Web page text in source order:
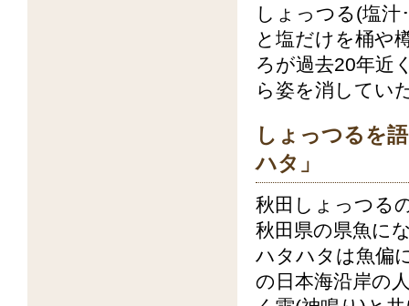
しょっつる(塩汁
と塩だけを桶や
ろが過去20年近
ら姿を消してい
しょっつるを
ハタ」
秋田しょっつる
秋田県の県魚に
ハタハタは魚偏
の日本海沿岸の